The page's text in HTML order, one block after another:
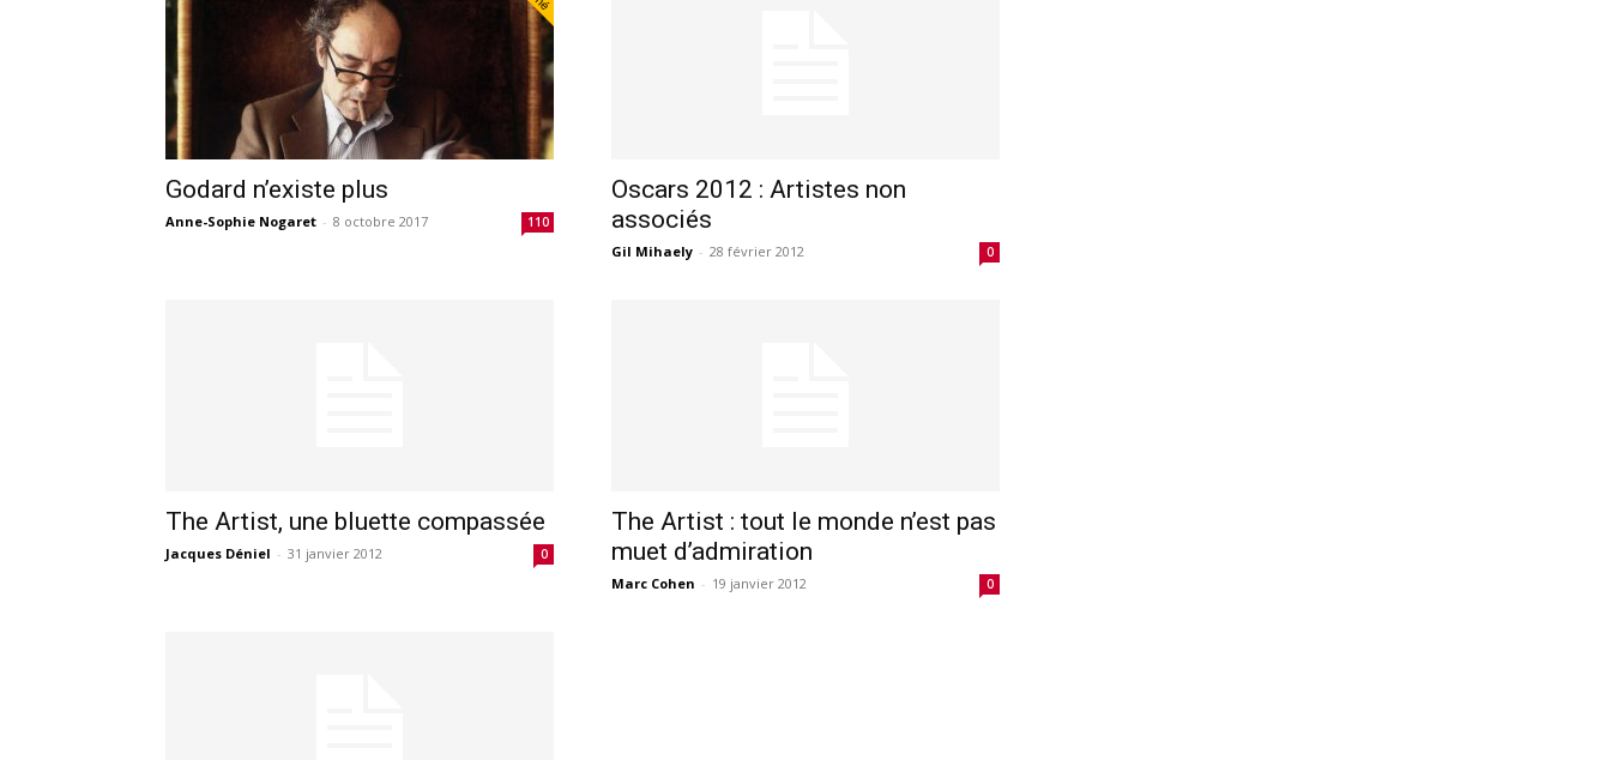
Godard n’existe plus
Anne-Sophie Nogaret - 8 octobre 2017 110
Oscars 2012 : Artistes non
associés
Gil Mihaely - 28 février 2012 0
The Artist, une bluette compassée
Jacques Déniel - 31 janvier 2012 0
The Artist : tout le monde n’est pas
muet d’admiration
Marc Cohen - 19 janvier 2012 0